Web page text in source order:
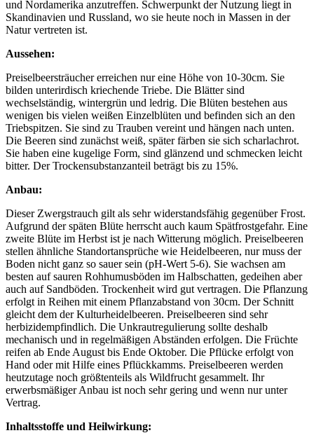
und Nordamerika anzutreffen. Schwerpunkt der Nutzung liegt in
Skandinavien und Russland, wo sie heute noch in Massen in der
Natur vertreten ist.
Aussehen:
Preiselbeersträucher erreichen nur eine Höhe von 10-30cm. Sie
bilden unterirdisch kriechende Triebe. Die Blätter sind
wechselständig, wintergrün und ledrig. Die Blüten bestehen aus
wenigen bis vielen weißen Einzelblüten und befinden sich an den
Triebspitzen. Sie sind zu Trauben vereint und hängen nach unten.
Die Beeren sind zunächst weiß, später färben sie sich scharlachrot.
Sie haben eine kugelige Form, sind glänzend und schmecken leicht
bitter. Der Trockensubstanzanteil beträgt bis zu 15%.
Anbau:
Dieser Zwergstrauch gilt als sehr widerstandsfähig gegenüber Frost.
Aufgrund der späten Blüte herrscht auch kaum Spätfrostgefahr. Eine
zweite Blüte im Herbst ist je nach Witterung möglich. Preiselbeeren
stellen ähnliche Standortansprüche wie Heidelbeeren, nur muss der
Boden nicht ganz so sauer sein (pH-Wert 5-6). Sie wachsen am
besten auf sauren Rohhumusböden im Halbschatten, gedeihen aber
auch auf Sandböden. Trockenheit wird gut vertragen. Die Pflanzung
erfolgt in Reihen mit einem Pflanzabstand von 30cm. Der Schnitt
gleicht dem der Kulturheidelbeeren. Preiselbeeren sind sehr
herbizidempfindlich. Die Unkrautregulierung sollte deshalb
mechanisch und in regelmäßigen Abständen erfolgen. Die Früchte
reifen ab Ende August bis Ende Oktober. Die Pflücke erfolgt von
Hand oder mit Hilfe eines Pflückkamms. Preiselbeeren werden
heutzutage noch größtenteils als Wildfrucht gesammelt. Ihr
erwerbsmäßiger Anbau ist noch sehr gering und wenn nur unter
Vertrag.
Inhaltsstoffe und Heilwirkung: